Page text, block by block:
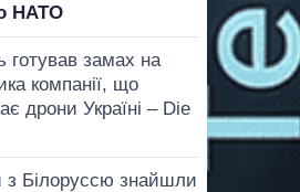
НАТО
готував замах на
компанії, що
дрони Україні – Die
з Білоруссю знайшли